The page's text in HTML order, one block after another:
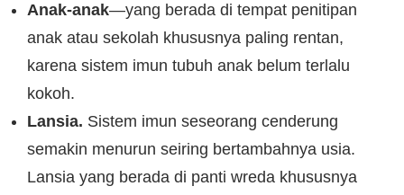
Anak-anak—yang berada di tempat penitipan
anak atau sekolah khususnya paling rentan,
karena sistem imun tubuh anak belum terlalu
kokoh.
Lansia. Sistem imun seseorang cenderung
semakin menurun seiring bertambahnya usia.
Lansia yang berada di panti wreda khususnya